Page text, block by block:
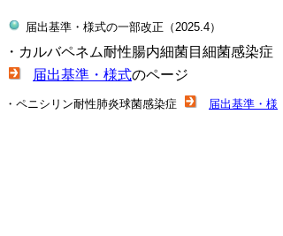
届出基準・様式の一部改正（2025.4）
・カルバペネム耐性腸内細菌目細菌感染症
届出基準・様式のページ
・ペニシリン耐性肺炎球菌感染症
届出基準・様